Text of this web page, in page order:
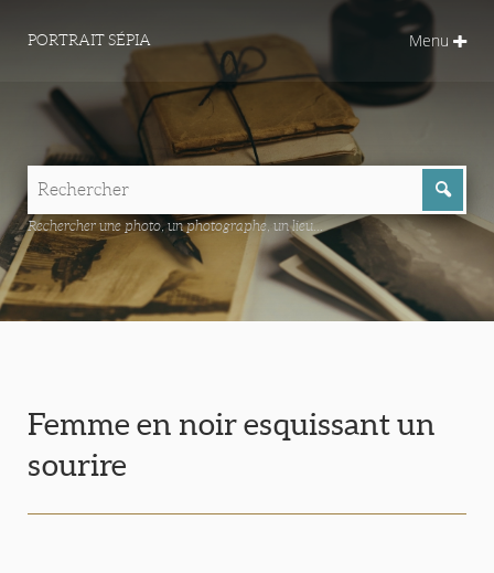
PORTRAIT SÉPIA Menu
Rechercher une photo, un photographe, un lieu...
Femme en noir esquissant un
sourire